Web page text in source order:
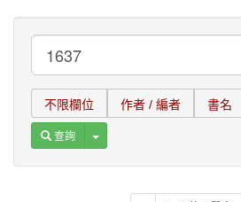
不限欄位 作者 / 編者 書名
查詢 Toggle Dropdown